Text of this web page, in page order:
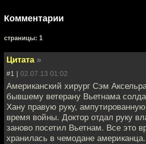
Комментарии
cтраницы: 1
Цитата »
#1 | 02.07.13 01:02
Американский хирург Сэм
бывшему ветерану Вьетнама
Хану правую руку,
время войны. Доктор отдал руку
заново посетил Вьетнам. Все это
хранилась в чемодане американца.